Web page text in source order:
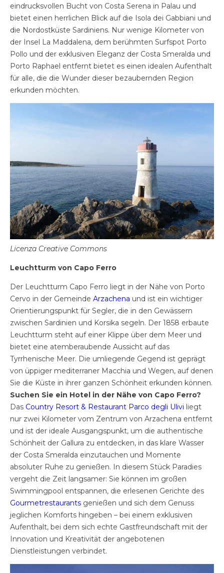
eindrucksvollen Bucht von Costa Serena in Palau und
bietet einen herrlichen Blick auf die Isola dei Gabbiani und
die Nordostküste Sardiniens. Nur wenige Kilometer von
der Insel La Maddalena, dem berühmten Surfspot Porto
Pollo und der exklusiven Eleganz der Costa Smeralda und
Porto Raphael entfernt bietet es einen idealen Aufenthalt
für alle, die die Wunder dieser bezaubernden Region
erkunden möchten.
Licenza Creative Commons
Leuchtturm von Capo Ferro
Der Leuchtturm Capo Ferro liegt in der Nähe von Porto
Cervo in der Gemeinde Arzachena und ist ein wichtiger
Orientierungspunkt für Segler, die in den Gewässern
zwischen Sardinien und Korsika segeln. Der 1858 erbaute
Leuchtturm steht auf einer Klippe über dem Meer und
bietet eine atemberaubende Aussicht auf das
Tyrrhenische Meer. Die umliegende Gegend ist geprägt
von üppiger mediterraner Macchia und Wegen, auf denen
Sie die Küste in ihrer ganzen Schönheit erkunden können.
Suchen Sie ein Hotel in der Nähe von Capo Ferro?
Das Country Resort & Restaurant Parco degli Ulivi liegt
nur zwei Kilometer vom Zentrum von Arzachena entfernt
und ist der ideale Ausgangspunkt, um die authentische
Schönheit der Gallura zu entdecken, in das klare Wasser
der Costa Smeralda einzutauchen und Momente
absoluter Ruhe zu genießen. In diesem Stück Paradies
vergeht die Zeit langsamer: Sie können im großen
Swimmingpool entspannen, die erlesenen Gerichte des
Gourmetrestaurants genießen und sich dem Genuss
jeglichen Komforts hingeben – bei einem exklusiven
Aufenthalt, bei dem sich echte Gastfreundschaft mit der
Innovation und Kreativität der angebotenen
Dienstleistungen verbindet.